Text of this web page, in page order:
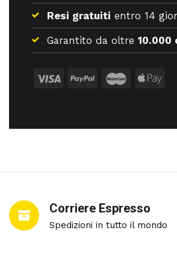
Resi gratuiti entro 14
Garantito da oltre 10.000
Corriere Espresso
Spedizioni in tutto il mondo